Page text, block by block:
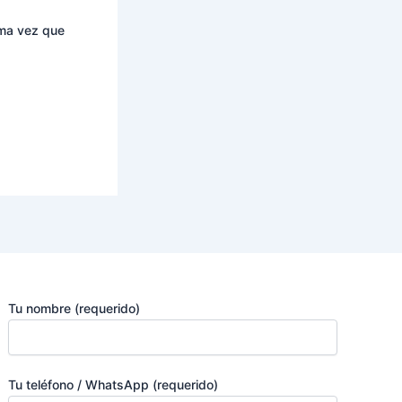
vez que
Tu nombre (requerido)
Tu teléfono / WhatsApp (requerido)